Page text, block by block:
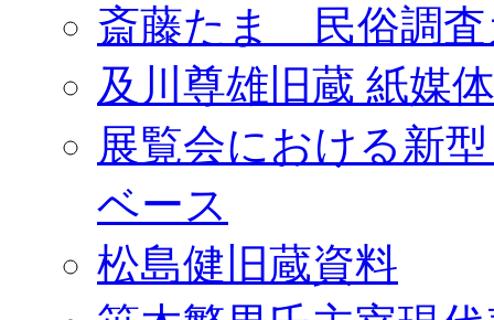
斎藤たま 民俗調査
及川尊雄旧蔵 紙媒
展覧会における新
ベース
松島健旧蔵資料